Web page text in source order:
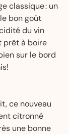
classique : un
bon goût
du vin
prêt à boire
sur le bord
ce nouveau
citronné
une bonne